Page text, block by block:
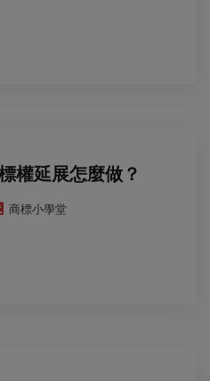
權延展怎麼做？
商標小學堂